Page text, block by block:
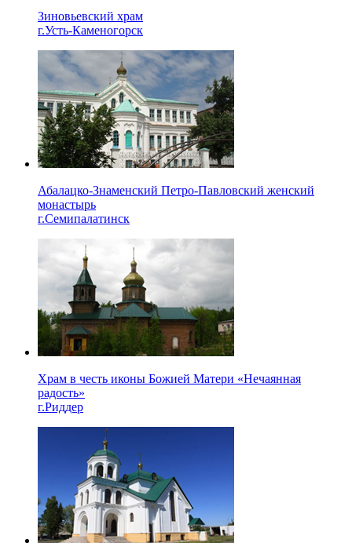
Зиновьевский храм
г.Усть-Каменогорск
Абалацко-Знаменский Петро-Павловский женский
монастырь
г.Семипалатинск
Храм в честь иконы Божией Матери «Нечаянная
радость»
г.Риддер